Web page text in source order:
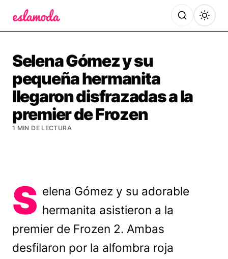
Selena Gómez y su
pequeña hermanita
llegaron disfrazadas a la
premier de Frozen
1 MIN DE LECTURA
S elena Gómez y su adorable
hermanita asistieron a la
premier de Frozen 2. Ambas
desfilaron por la alfombra roja